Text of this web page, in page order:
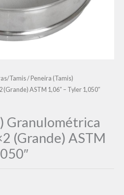
Tamis/ Peneira (Tamis)
ASTM 1,06″ – Tyler 1,050″
Granulométrica
(Grande) ASTM